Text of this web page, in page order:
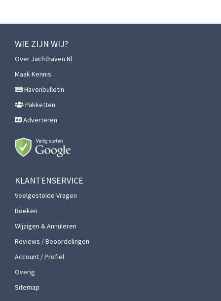
WIE ZIJN WIJ?
Over Jachthaven.nl
Maak Kennis
Havenbulletin
Pakketten
Adverteren
KLANTENSERVICE
Veelgestelde Vragen
Boeken
Wijzigen & Annuleren
Reviews / Beoordelingen
Account / Profiel
Overig
Sitemap